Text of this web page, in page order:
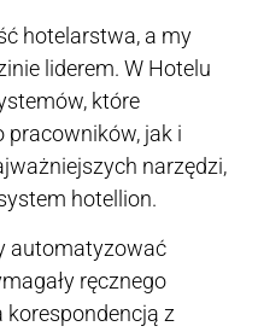
hotelarstwa, a my
liderem. W Hotelu
które
jak i
narzędzi,
hotellion.
automatyzować
ręcznego
korespondencją z